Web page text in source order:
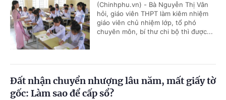
(Chinhphu.vn) - Bà Nguyễn Thị Vân
hỏi, giáo viên THPT làm kiêm nhiệm
giáo viên chủ nhiệm lớp, tổ phó
chuyên môn, bí thư chi bộ thì được...
Đất nhận chuyển nhượng lâu năm, mất giấy tờ
gốc: Làm sao để cấp sổ?